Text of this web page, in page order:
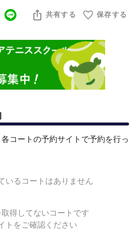
共有する 保存する
コートの予約サイトで予約を行っ
いるコートはありません
得してないコートです
トをご確認ください